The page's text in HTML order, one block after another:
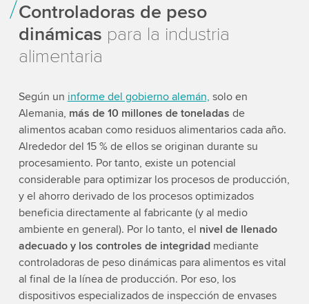
Controladoras de peso
dinámicas para la industria
alimentaria
Según un informe del gobierno alemán, solo en
Alemania, más de 10 millones de toneladas de
alimentos acaban como residuos alimentarios cada año.
Alrededor del 15 % de ellos se originan durante su
procesamiento. Por tanto, existe un potencial
considerable para optimizar los procesos de producción,
y el ahorro derivado de los procesos optimizados
beneficia directamente al fabricante (y al medio
ambiente en general). Por lo tanto, el nivel de llenado
adecuado y los controles de integridadmediante
controladoras de peso dinámicas para alimentos es vital
al final de la línea de producción. Por eso, los
dispositivos especializados de inspección de envases